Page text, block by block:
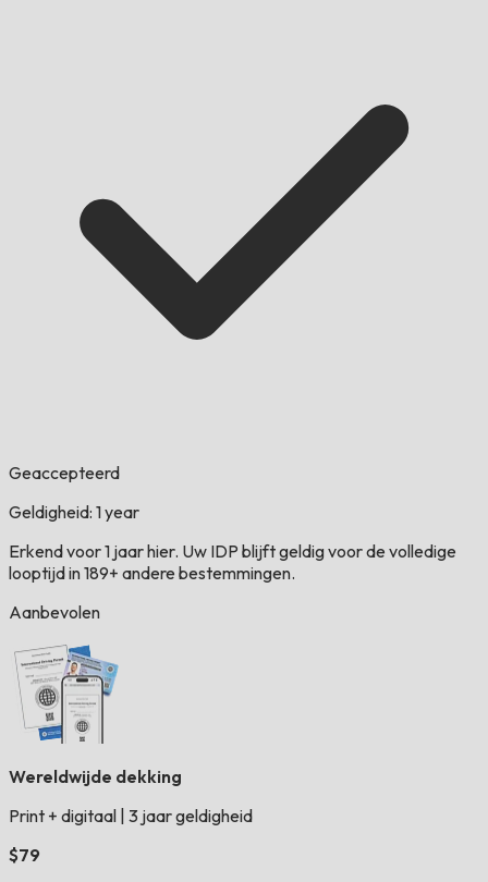
Geaccepteerd
Geldigheid: 1 year
Erkend voor 1 jaar hier. Uw IDP blijft geldig voor de volledige
looptijd in 189+ andere bestemmingen.
Aanbevolen
Wereldwijde dekking
Print + digitaal 3 jaar geldigheid
$79